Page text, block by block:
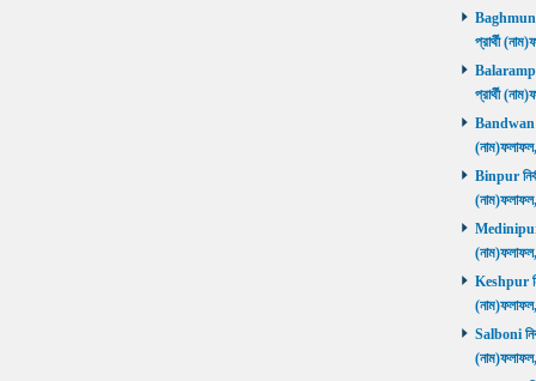
প্রার্থী
প্রার্থী
Bandwan
Binpur
Medinipur
Keshpur
Salboni